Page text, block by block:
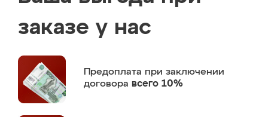
заказе у нас
Предоплата при заключении
договора всего 10%